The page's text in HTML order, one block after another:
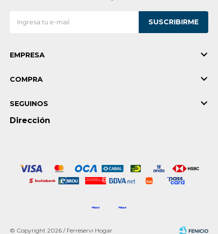
SUSCRIBIRME
EMPRESA
COMPRA
Dirección
SEGUINOS
© Copyright 2026 / Ferreservi Hogar